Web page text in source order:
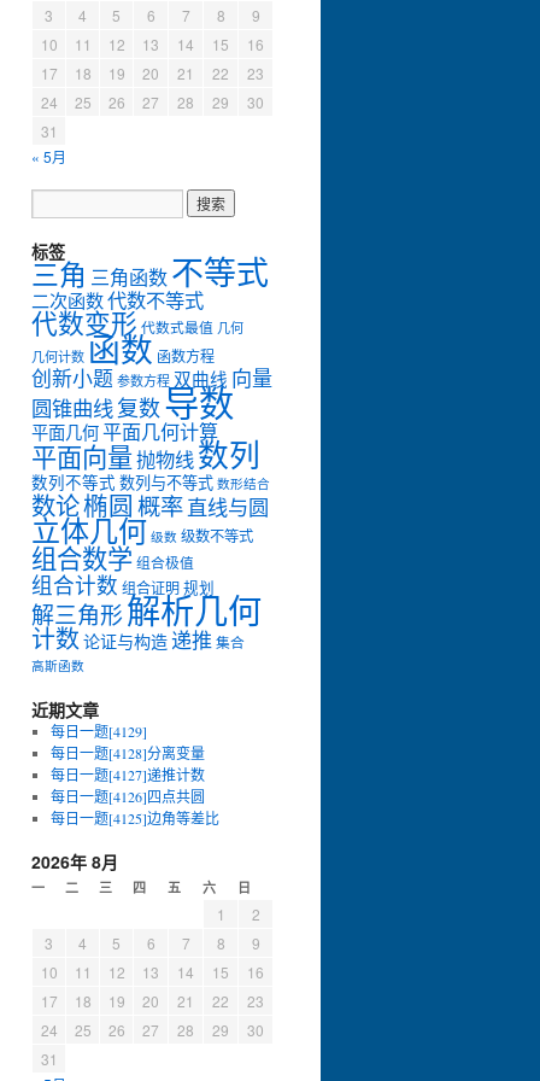
,4 ,
6),
3 4 5 6 7 8
9
10
11 12 13 14 15
16
17
18 19 20 21 22
23
24
25 26 27 28 29
30
31
« 5月
标签
三角 三角函数不等式
二次函数代数不等式
代数变形 代数式最值 几何
几何计数 函数 函数方程
创新小题 参数方程 双曲线 向量
圆锥曲线复数导数
平面几何平面几何计算
平面向量抛物线数列
数列不等式 数列与不等式 数形结合
数论椭圆 概率直线与圆
立体几何 级数 级数不等式
组合数学 组合极值
组合计数 组合证明规划
解三角形解析几何
计数 论证与构造递推 集合
高斯函数
近期文章
每日一题[4129]
每日一题[4128]分离变量
每日一题[4127]递推计数
每日一题[4126]四点共圆
每日一题[4125]边角等差比
2026年 8月
一 二 三 四 五 六 日
1
2
3
4 5 6 7 8
9
10
11 12 13 14 15
16
17
18 19 20 21 22
23
24
25 26 27 28 29
30
31